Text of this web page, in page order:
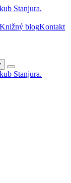
Knižný blogKontakt